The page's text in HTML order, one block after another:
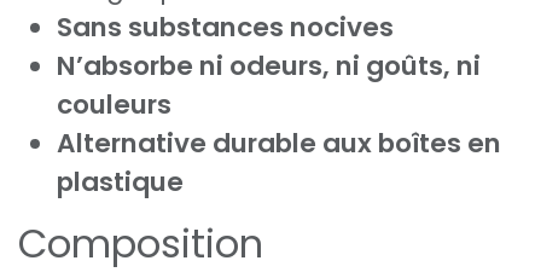
Sans substances nocives
N’absorbe ni odeurs, ni goûts, ni
couleurs
Alternative durable aux boîtes en
plastique
Composition